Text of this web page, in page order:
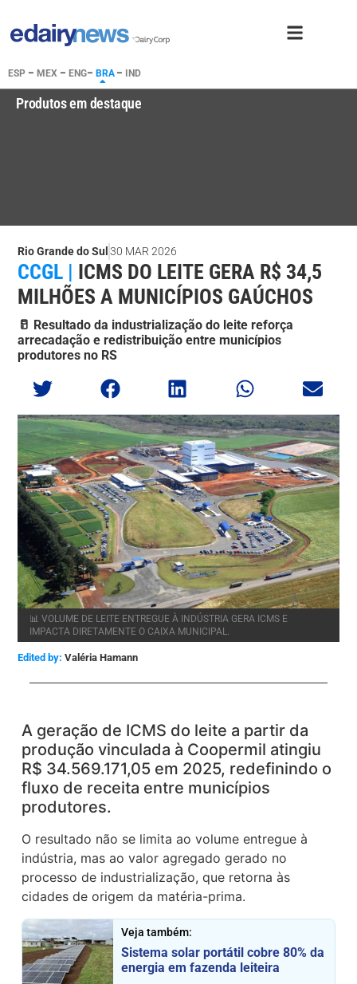
ESP – MEX – ENG– BRA– IND
Produtos em destaque
Rio Grande do Sul 30 MAR 2026
CCGL | ICMS DO LEITE GERA R$ 34,5
MILHÕES A MUNICÍPIOS GAÚCHOS
🥛 Resultado da industrialização do leite reforça
arrecadação e redistribuição entre municípios
produtores no RS
📊 VOLUME DE LEITE ENTREGUE À INDÚSTRIA GERA ICMS E
IMPACTA DIRETAMENTE O CAIXA MUNICIPAL.
Edited by: Valéria Hamann
A geração de ICMS do leite a partir da
produção vinculada à Coopermil atingiu
R$ 34.569.171,05 em 2025, redefinindo o
fluxo de receita entre municípios
produtores.
O resultado não se limita ao volume entregue à
indústria, mas ao valor agregado gerado no
processo de industrialização, que retorna às
cidades de origem da matéria-prima.
Veja também:
Sistema solar portátil cobre 80% da
energia em fazenda leiteira